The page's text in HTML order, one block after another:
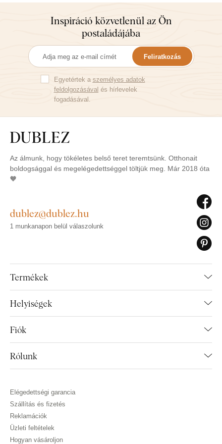
Inspiráció közvetlenül az Ön
postaládájába
Feliratkozás
Egyetértek a személyes adatok
feldolgozásával és hírlevelek
fogadásával.
Az álmunk, hogy tökéletes belső teret teremtsünk. Otthonait
boldogsággal és megelégedettséggel töltjük meg. Már 2018 óta
🧡
Termékek
Helyiségek
Fiók
Rólunk
dublez@dublez.hu
1 munkanapon belül válaszolunk
Elégedettségi garancia
Szállítás és fizetés
Reklamációk
Üzleti feltételek
Hogyan vásároljon